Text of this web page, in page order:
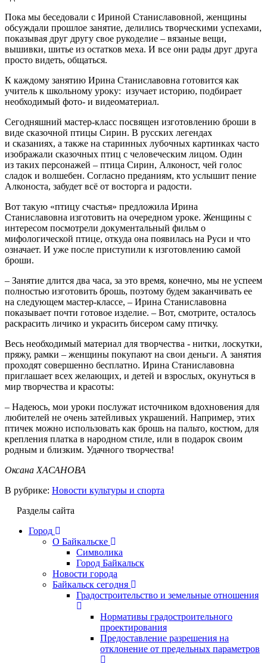
Пока мы беседовали с Ириной Станиславовной, женщины
обсуждали прошлое занятие, делились творческими успехами,
показывая друг другу свое рукоделие – вязаные вещи,
вышивки, шитье из остатков меха. И все они рады друг друга
просто видеть, общаться.
К каждому занятию Ирина Станиславовна готовится как
учитель к школьному уроку: изучает историю, подбирает
необходимый фото- и видеоматериал.
Сегодняшний мастер-класс посвящен изготовлению броши в
виде сказочной птицы Сирин. В русских легендах
и сказаниях, а также на старинных лубочных картинках часто
изображали сказочных птиц с человеческим лицом. Один
из таких персонажей – птица Сирин, Алконост, чей голос
сладок и волшебен. Согласно преданиям, кто услышит пение
Алконоста, забудет всё от восторга и радости.
Вот такую «птицу счастья» предложила Ирина
Станиславовна изготовить на очередном уроке. Женщины с
интересом посмотрели документальный фильм о
мифологической птице, откуда она появилась на Руси и что
означает. И уже после приступили к изготовлению самой
броши.
– Занятие длится два часа, за это время, конечно, мы не успеем
полностью изготовить брошь, поэтому будем заканчивать ее
на следующем мастер-классе, – Ирина Станиславовна
показывает почти готовое изделие. – Вот, смотрите, осталось
раскрасить личико и украсить бисером саму птичку.
Весь необходимый материал для творчества - нитки, лоскутки,
пряжу, рамки – женщины покупают на свои деньги. А занятия
проходят совершенно бесплатно. Ирина Станиславовна
приглашает всех желающих, и детей и взрослых, окунуться в
мир творчества и красоты:
– Надеюсь, мои уроки послужат источником вдохновения для
любителей не очень затейливых украшений. Например, этих
птичек можно использовать как брошь на пальто, костюм, для
крепления платка в народном стиле, или в подарок своим
родным и близким. Удачного творчества!
Оксана ХАСАНОВА
В рубрике: Новости культуры и спорта
Разделы сайта
Город
О Байкальске
Символика
Город Байкальск
Новости города
Байкальск сегодня
Градостроительство и земельные отношения
Нормативы градостроительного
проектирования
Предоставление разрешения на
отклонение от предельных параметров